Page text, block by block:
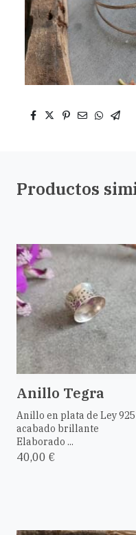
Productos
Anillo Tegra
Anillo en plata de Ley 925
acabado brillante
Elaborado ...
40,00 €